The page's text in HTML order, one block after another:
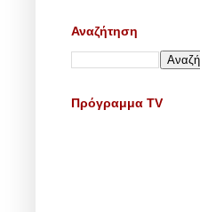
Αναζήτηση
Πρόγραμμα TV